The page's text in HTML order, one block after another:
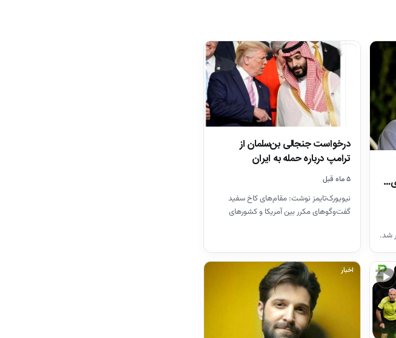
اخبار
درخواست جنجالی بن‌سلمان از
ترامپ درباره حمله به ایران
۵ ماه قبل
نیویورک‌تایمز نوشت: مقام‌های کاخ سفید
گفت‌و‌گو‌های مکرر بین آمریکا و کشور‌های
▶
اخبار